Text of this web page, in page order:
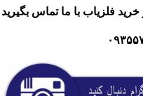
فلزیاب با ما تماس بگیرید